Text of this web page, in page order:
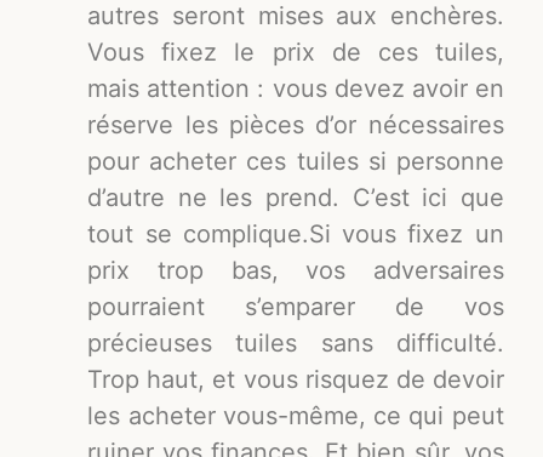
autres seront mises aux enchères.
Vous fixez le prix de ces tuiles,
mais attention : vous devez avoir en
réserve les pièces d’or nécessaires
pour acheter ces tuiles si personne
d’autre ne les prend. C’est ici que
tout se complique.Si vous fixez un
prix trop bas, vos adversaires
pourraient s’emparer de vos
précieuses tuiles sans difficulté.
Trop haut, et vous risquez de devoir
les acheter vous-même, ce qui peut